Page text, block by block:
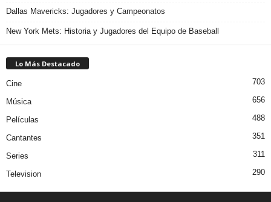
Dallas Mavericks: Jugadores y Campeonatos
New York Mets: Historia y Jugadores del Equipo de Baseball
Lo Más Destacado
Cine 703
Música 656
Películas 488
Cantantes 351
Series 311
Television 290